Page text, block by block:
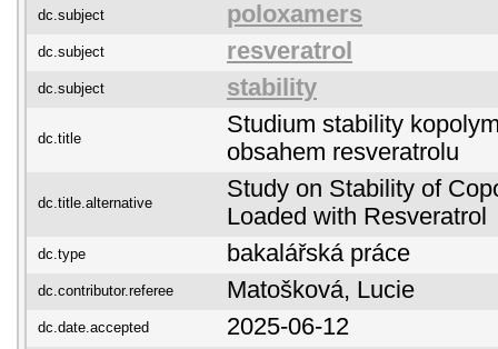
dc.subject poloxamers
dc.subject resveratrol
dc.subject stability
dc.title
Studium stability
obsahem resveratrolu
dc.title.alternative
Study on Stability of
Loaded with Resveratrol
dc.type bakalářská práce
dc.contributor.referee Matošková, Lucie
dc.date.accepted 2025-06-12